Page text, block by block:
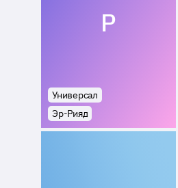
P
Универсал
Эр-Рияд